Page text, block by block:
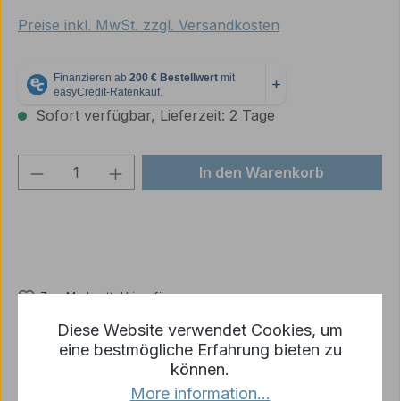
Preise inkl. MwSt. zzgl. Versandkosten
Sofort verfügbar, Lieferzeit: 2 Tage
Produkt Anzahl: Gib denIn den Warenkorb
Zum Merkzettel hinzufügen
Produktnummer: W3869/79-011-R05-01
Diese Website verwendet Cookies, um
eine bestmögliche Erfahrung bieten zu
können.
More information...